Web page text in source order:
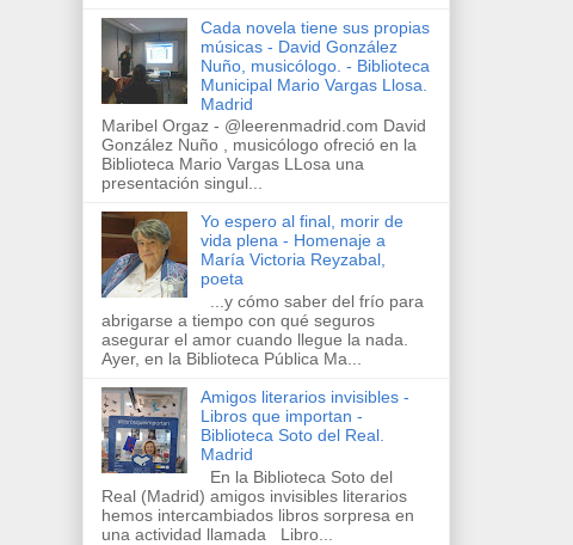
Cada novela tiene sus propias
músicas - David González
Nuño, musicólogo. - Biblioteca
Municipal Mario Vargas Llosa.
Madrid
Maribel Orgaz - @leerenmadrid.com David
González Nuño , musicólogo ofreció en la
Biblioteca Mario Vargas LLosa una
presentación singul...
Yo espero al final, morir de
vida plena - Homenaje a
María Victoria Reyzabal,
poeta
...y cómo saber del frío para
abrigarse a tiempo con qué seguros
asegurar el amor cuando llegue la nada.
Ayer, en la Biblioteca Pública Ma...
Amigos literarios invisibles -
Libros que importan -
Biblioteca Soto del Real.
Madrid
En la Biblioteca Soto del
Real (Madrid) amigos invisibles literarios
hemos intercambiados libros sorpresa en
una actividad llamada Libro...